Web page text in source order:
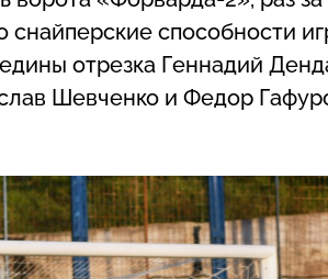
снайперские способности
отрезка Геннадий
Шевченко и Федор